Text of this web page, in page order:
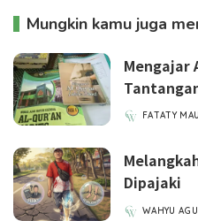
Mungkin kamu juga
Mengajar
POSTED
FATATY
Dipajaki
POSTED
WAHYU